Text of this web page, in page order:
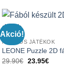
Akció!
KIRAKÓS JÁTÉKOK
LEONE Puzzle 2D
29.90€ Original
23.95€